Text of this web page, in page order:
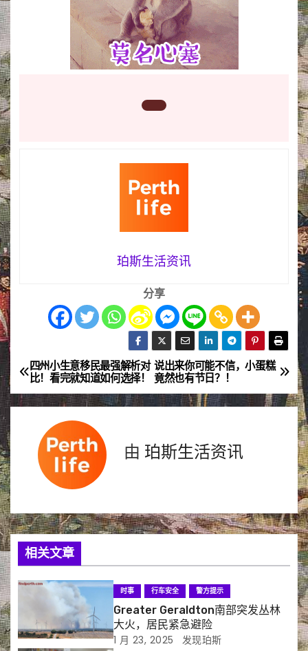
珀斯生活资讯
分享
文
章
航
说出来你可能不信，小蛋糕
竟然也有节日？！
四州小生意移民最强解析对
比！看完就知道如何选择！
由 珀斯生活资讯
相关文章
时事 行车安全 警方提示
Greater Geraldton南部突发丛林
大火，居民紧急避险
1 月 23, 2025 发现珀斯